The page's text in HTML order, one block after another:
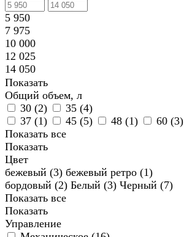
5 950
7 975
10 000
12 025
14 050
Показать
Общий объем, л
30 (2) 35 (4)
37 (1) 45 (5) 48 (1) 60 (3)
Показать все
Показать
Цвет
бежевый (3) бежевый ретро (1)
бордовый (2) Белый (3) Черный (7)
Показать все
Показать
Управление